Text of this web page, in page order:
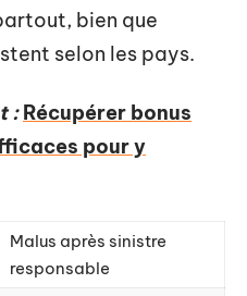
bien que
selon les pays.
: Récupérer bonus
pour y
Malus après sinistre
responsable